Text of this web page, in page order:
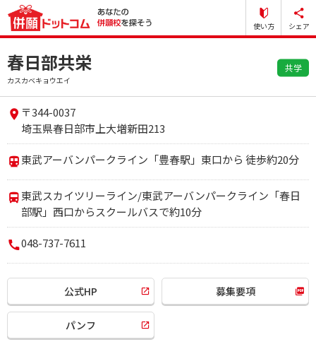
使い方 シェア
春日部共栄
カスカベキョウエイ
共学
〒344-0037
埼玉県春日部市上大増新田213
東武アーバンパークライン「豊春駅」東⼝から 徒歩約20分
東武スカイツリーライン/東武アーバンパークライン「春⽇
部駅」⻄⼝からスクールバスで約10分
048-737-7611
公式HP 募集要項
パンフ